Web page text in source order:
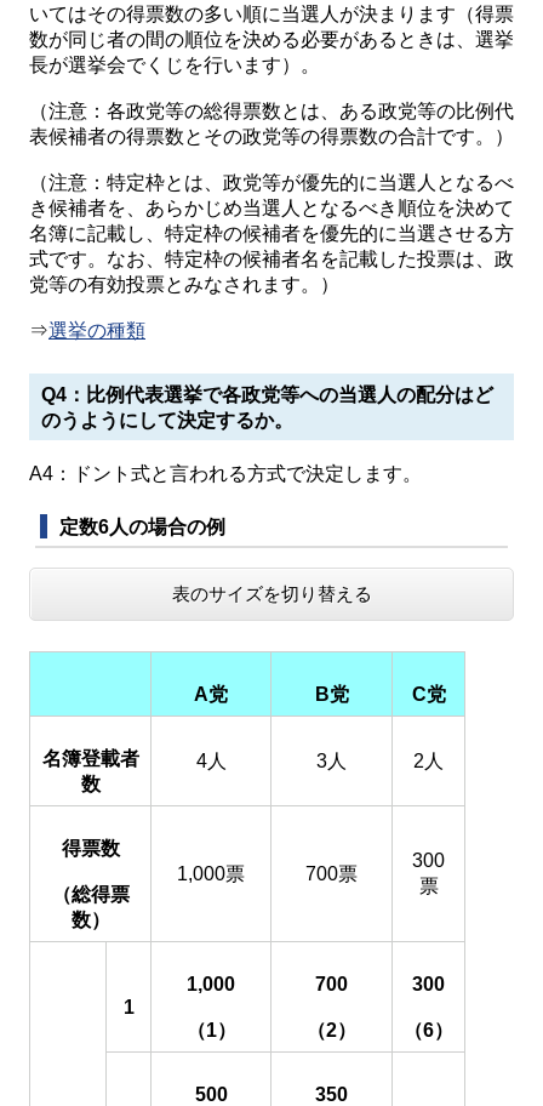
いてはその得票数の多い順に当選人が決まります（得票
数が同じ者の間の順位を決める必要があるときは、選挙
長が選挙会でくじを行います）。
（注意：各政党等の総得票数とは、ある政党等の比例代
表候補者の得票数とその政党等の得票数の合計です。）
（注意：特定枠とは、政党等が優先的に当選人となるべ
き候補者を、あらかじめ当選人となるべき順位を決めて
名簿に記載し、特定枠の候補者を優先的に当選させる方
式です。なお、特定枠の候補者名を記載した投票は、政
党等の有効投票とみなされます。）
⇒選挙の種類
Q4：比例代表選挙で各政党等への当選人の配分はど
のうようにして決定するか。
A4：ドント式と言われる方式で決定します。
定数6人の場合の例
表のサイズを切り替える
A党 B党 C党
名簿登載者
数
4人 3人 2人
得票数
（総得票
数）
1,000票 700票
300
票
1
1,000
（1）
700
（2）
300
（6）
500 350